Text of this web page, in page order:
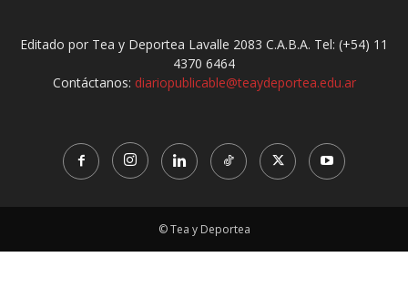
Editado por Tea y Deportea Lavalle 2083 C.A.B.A. Tel: (+54) 11
4370 6464
Contáctanos: diariopublicable@teaydeportea.edu.ar
© Tea y Deportea